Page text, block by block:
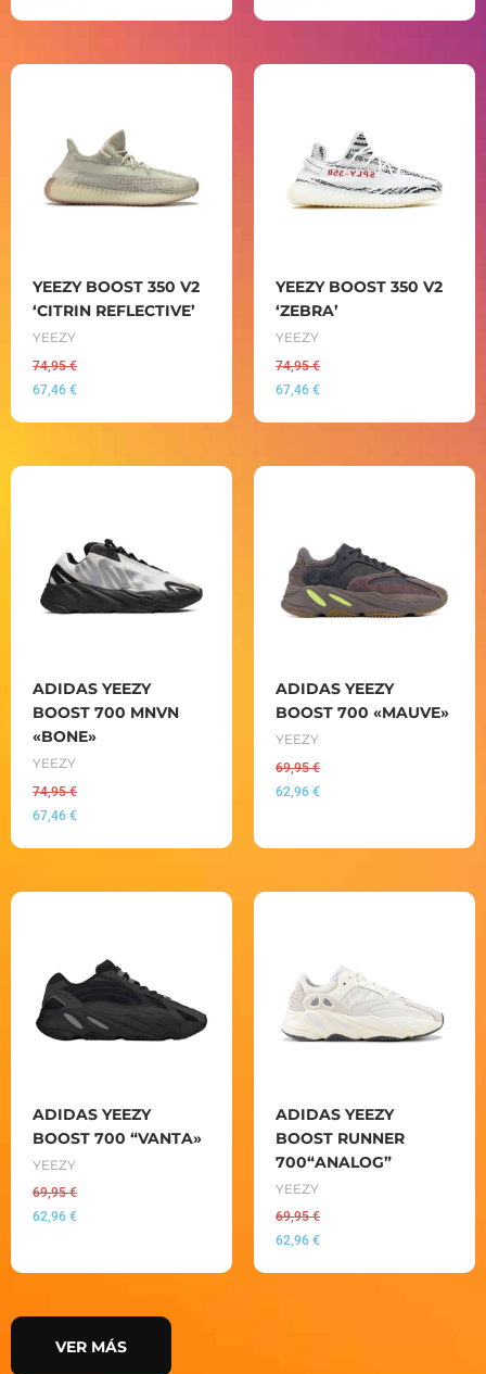
YEEZY BOOST 350 V2
‘CITRIN REFLECTIVE’
YEEZY
74,95€
67,46 €
YEEZY BOOST 350 V2
‘ZEBRA’
YEEZY
74,95€
67,46 €
ADIDAS YEEZY
BOOST 700 MNVN
«BONE»
YEEZY
74,95€
67,46 €
ADIDAS YEEZY
BOOST 700 «MAUVE»
YEEZY
69,95€
62,96 €
ADIDAS YEEZY
BOOST 700 “VANTA»
YEEZY
69,95€
62,96 €
ADIDAS YEEZY
BOOST RUNNER
700“ANALOG”
YEEZY
69,95€
62,96 €
VER MÁS